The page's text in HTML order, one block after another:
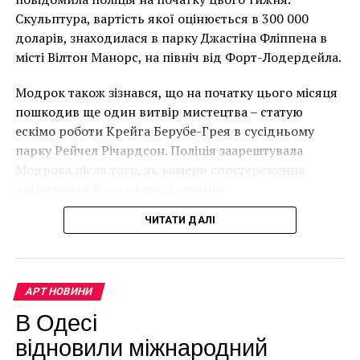
Судебный иск раскрыл тайну самой дорогой в мире
картины
року. (Фото Джастіна Талліса / AFP)
В інтерв’ю “Таймс” пан Куттс сказав:
“Спочатку це було
неймовірно, але з
розвитком подій це
стало надзвичайно
впевнений, що Бенксі
усвідомлює
непередбачувані
наслідки для власників
будинків. Якби ми
могли повернути час
Скульптура, вартість якої оцінюється в 300 000
доларів, знаходилася в парку Джастіна Фліппена в
місті Вілтон Манорс, на північ від Форт-Лодердейла.
Модрок також зізнався, що на початку цього місяця
пошкодив ще один витвір мистецтва – статую
ескімо роботи Крейга Берубе-Грея в сусідньому
парку Рейчел Річардсон. Поліція заарештувала
Модрока після того, як камери спостереження
ЧИТАТИ ДАЛІ
АРТ НОВИНИ
В Одесі
відновили міжнародний